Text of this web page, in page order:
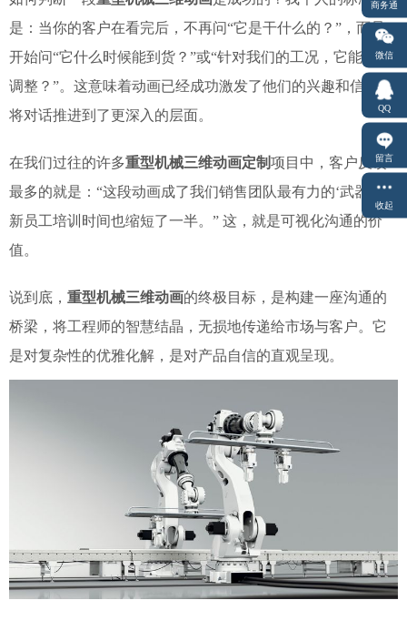
是：当你的客户在看完后，不再问“它是干什么的？”，而是
开始问“它什么时候能到货？”或“针对我们的工况，它能如何
调整？”。这意味着动画已经成功激发了他们的兴趣和信任，
将对话推进到了更深入的层面。
在我们过往的许多重型机械三维动画定制项目中，客户反馈
最多的就是：“这段动画成了我们销售团队最有力的‘武器’，
新员工培训时间也缩短了一半。” 这，就是可视化沟通的价
值。
说到底， 重型机械三维动画的终极目标，是构建一座沟通的
桥梁，将工程师的智慧结晶，无损地传递给市场与客户。它
是对复杂性的优雅化解，是对产品自信的直观呈现。
商务通
微信
QQ
留言
收起